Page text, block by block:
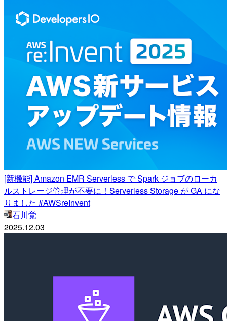
[新機能] Amazon EMR Serverless で Spark ジョブのローカ
ルストレージ管理が不要に！Serverless Storage が GA にな
りました #AWSreInvent
石川覚
2025.12.03